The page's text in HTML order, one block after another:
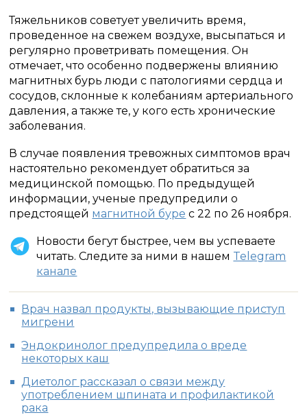
Тяжельников советует увеличить время,
проведенное на свежем воздухе, высыпаться и
регулярно проветривать помещения. Он
отмечает, что особенно подвержены влиянию
магнитных бурь люди с патологиями сердца и
сосудов, склонные к колебаниям артериального
давления, а также те, у кого есть хронические
заболевания.
В случае появления тревожных симптомов врач
настоятельно рекомендует обратиться за
медицинской помощью. По предыдущей
информации, ученые предупредили о
предстоящей магнитной буре с 22 по 26 ноября.
Новости бегут быстрее, чем вы успеваете
читать. Следите за ними в нашем Telegram
канале
Врач назвал продукты, вызывающие приступ
мигрени
Эндокринолог предупредила о вреде
некоторых каш
Диетолог рассказал о связи между
употреблением шпината и профилактикой
рака